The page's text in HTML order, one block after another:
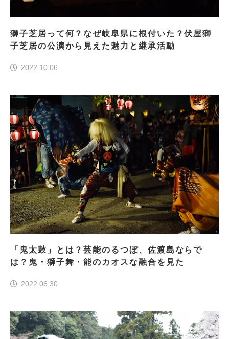
獅子芝居って何？なぜ岐阜県に根付いた？伏屋獅
子芝居の公演から見えた魅力と継承活動
2022.10.06
「鬼太鼓」とは？芸能のるつぼ、佐渡島ならで
は？鬼・獅子舞・能のカオスな融合を見た
2022.06.30